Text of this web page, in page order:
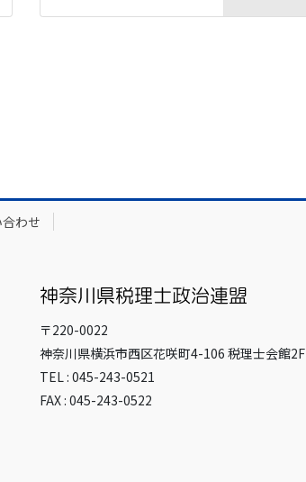
わせ
〒220-0022
神奈川県横浜市西区花咲町4-106 税理士会館2F
TEL : 045-243-0521
FAX : 045-243-0522